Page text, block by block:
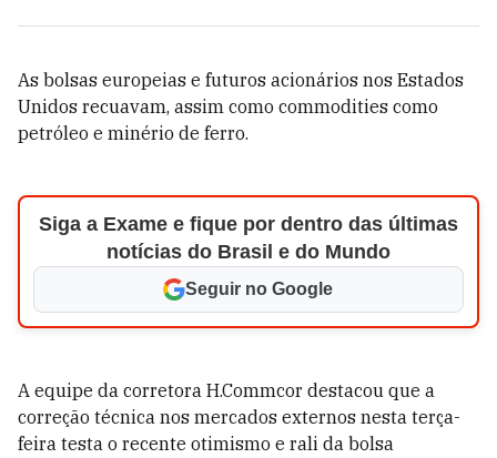
As bolsas europeias e futuros acionários nos Estados
Unidos recuavam, assim como commodities como
petróleo e minério de ferro.
Siga a Exame e fique por dentro das últimas
notícias do Brasil e do Mundo
Seguir no Google
A equipe da corretora H.Commcor destacou que a
correção técnica nos mercados externos nesta terça-
feira testa o recente otimismo e rali da bolsa